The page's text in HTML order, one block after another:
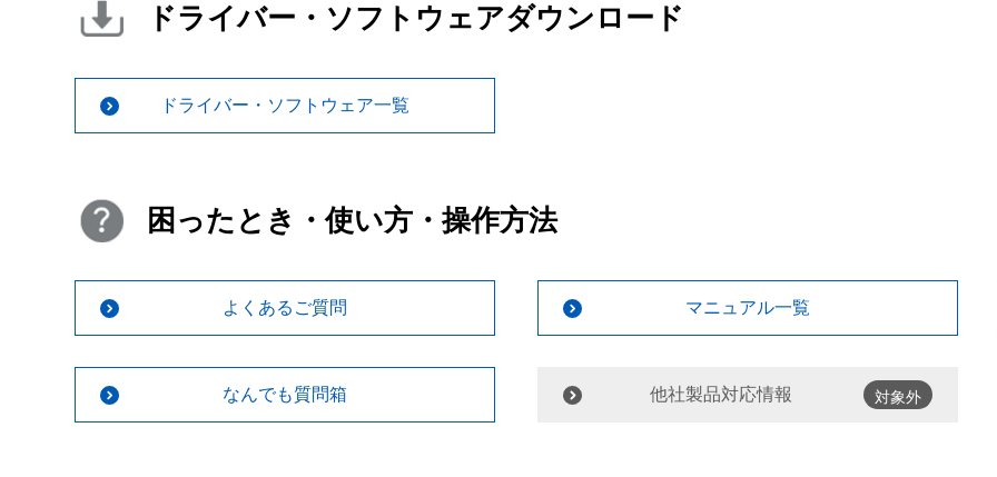
ドライバー・ソフトウェアダウンロード
ドライバー・ソフトウェア一覧
困ったとき・使い方・操作方法
よくあるご質問 マニュアル一覧
なんでも質問箱 他社製品対応情報 対象外